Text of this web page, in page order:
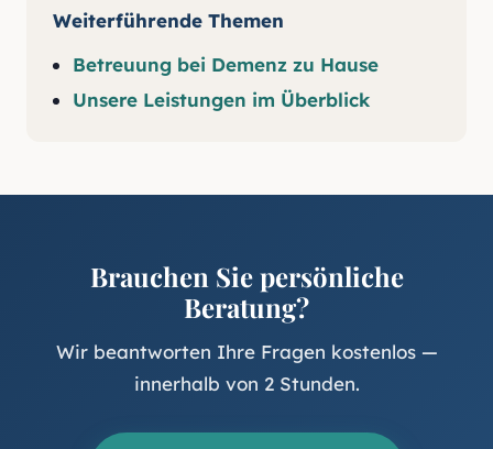
Weiterführende Themen
Betreuung bei Demenz zu Hause
Unsere Leistungen im Überblick
Brauchen Sie persönliche
Beratung?
Wir beantworten Ihre Fragen kostenlos —
innerhalb von 2 Stunden.